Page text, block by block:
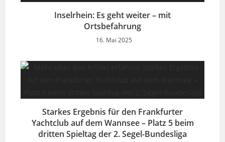
Inselrhein: Es geht weiter – mit
Ortsbefahrung
16. Mai 2025
Starkes Ergebnis für den Frankfurter
Yachtclub auf dem Wannsee – Platz 5 beim
dritten Spieltag der 2. Segel-Bundesliga